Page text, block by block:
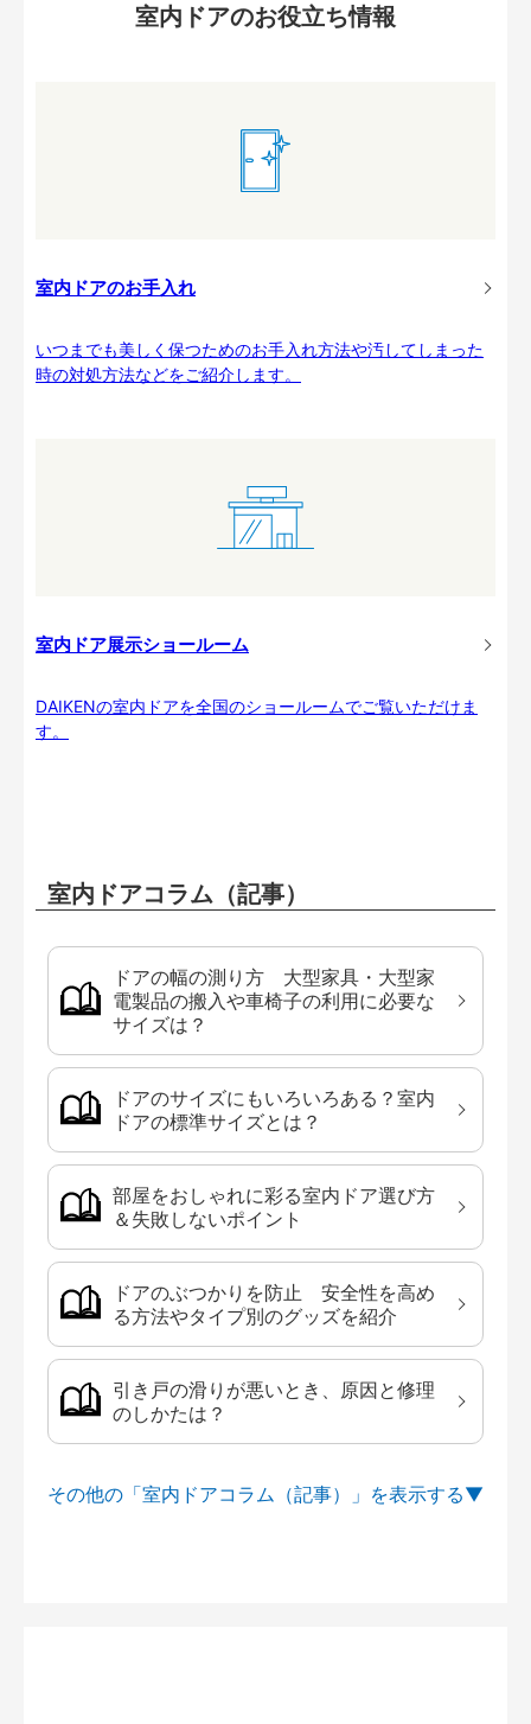
室内ドアのお役立ち情報
室内ドアのお手入れ
いつまでも美しく保つためのお手入れ方法や汚してしまった
時の対処方法などをご紹介します。
室内ドア展示ショールーム
DAIKENの室内ドアを全国のショールームでご覧いただけま
す。
室内ドアコラム（記事）
ドアの幅の測り方 大型家具・大型家
電製品の搬入や車椅子の利用に必要な
サイズは？
ドアのサイズにもいろいろある？室内
ドアの標準サイズとは？
部屋をおしゃれに彩る室内ドア選び方
＆失敗しないポイント
ドアのぶつかりを防止 安全性を高め
る方法やタイプ別のグッズを紹介
引き戸の滑りが悪いとき、原因と修理
のしかたは？
その他の「室内ドアコラム（記事）」を